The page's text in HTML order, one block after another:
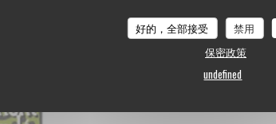
好的，全部接受 禁用
保密政策
undefined